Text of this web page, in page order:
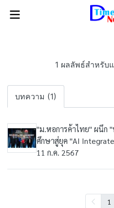
1 ผลลัพธ์สำหรับ
บทความ (1)
"ม.หอการค้าไทย" ผนึก
ศึกษาสู่ยุค "AI
11 ก.ค. 2567
1